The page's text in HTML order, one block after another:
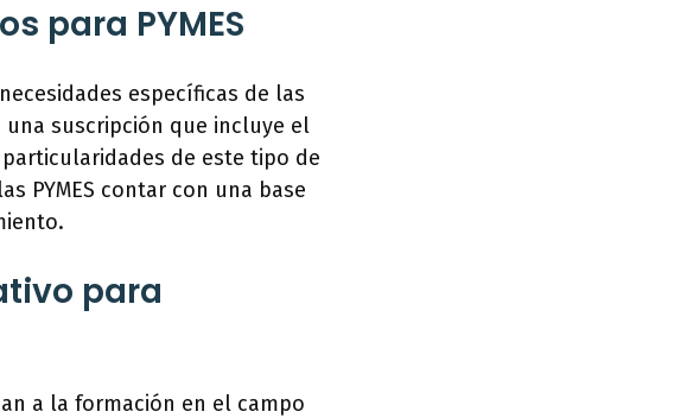
para PYMES
específicas de las
una suscripción que incluye el
de este tipo de
PYMES contar con una base
para
a la formación en el campo